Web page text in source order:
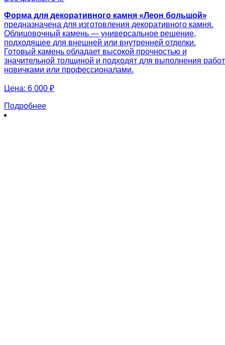
Форма для декоративного камня «Леон большой»
предназначена для изготовления декоративного камня.
Облицовочный камень — универсальное решение,
подходящее для внешней или внутренней отделки.
Готовый камень обладает высокой прочностью и
значительной толщиной и подходят для выполнения работ
новичками или профессионалами.
Цена: 6 000 ₽
Подробнее